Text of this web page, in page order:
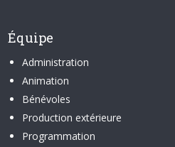
Équipe
Administration
Animation
Bénévoles
Production extérieure
Programmation